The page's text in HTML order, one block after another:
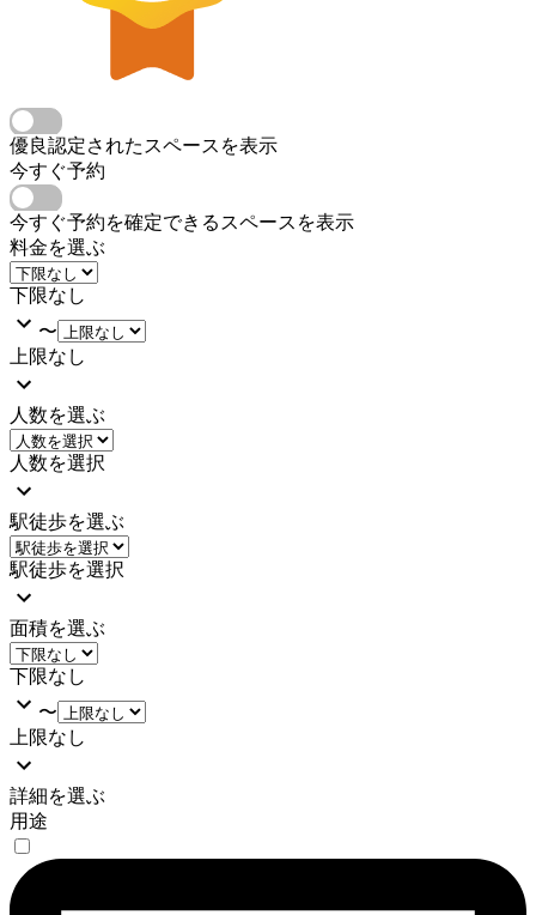
優良認定されたスペースを表示
今すぐ予約
今すぐ予約を確定できるスペースを表示
料金を選ぶ
下限なし
〜
上限なし
人数を選ぶ
人数を選択
駅徒歩を選ぶ
駅徒歩を選択
面積を選ぶ
下限なし
〜
上限なし
詳細を選ぶ
用途